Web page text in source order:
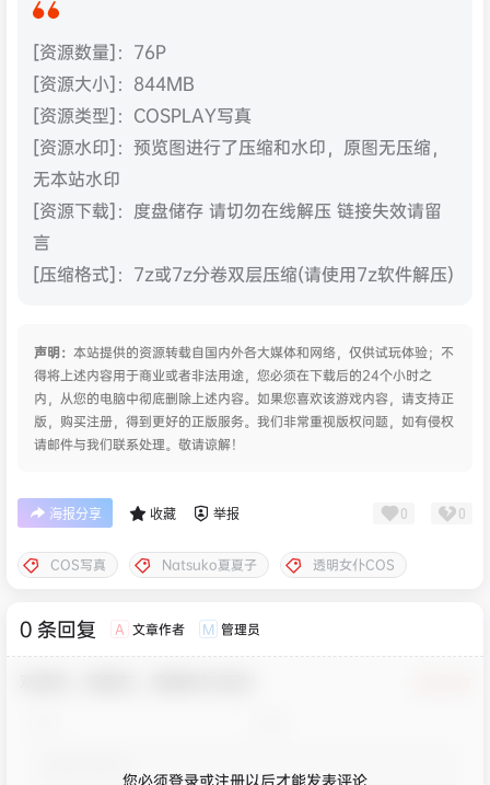
[资源数量]：76P
[资源大小]：844MB
[资源类型]：COSPLAY写真
[资源水印]：预览图进行了压缩和水印，原图无压缩，
无本站水印
[资源下载]：度盘储存 请切勿在线解压 链接失效请留
言
[压缩格式]：7z或7z分卷双层压缩(请使用7z软件解压)
声明： 本站提供的资源转载自国内外各大媒体和网络，仅供试玩体验；不
得将上述内容用于商业或者非法用途，您必须在下载后的24个小时之
内，从您的电脑中彻底删除上述内容。如果您喜欢该游戏内容，请支持正
版，购买注册，得到更好的正版服务。我们非常重视版权问题，如有侵权
请邮件与我们联系处理。敬请谅解！
海报分享 收藏 举报 0 0
COS写真 Natsuko夏夏子 透明女仆COS
0 条回复 A 文章作者 M 管理员
您必须登录或注册以后才能发表评论